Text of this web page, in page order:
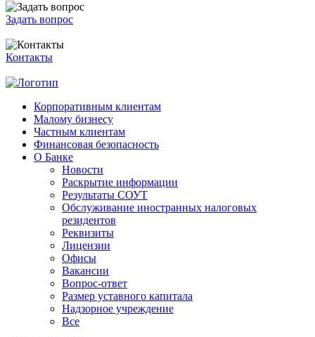
Задать вопрос
Контакты
Корпоративным клиентам
Малому бизнесу
Частным клиентам
Финансовая безопасность
О Банке
Новости
Раскрытие информации
Результаты СОУТ
Обслуживание иностранных налоговых
резидентов
Реквизиты
Лицензии
Офисы
Вакансии
Вопрос-ответ
Размер уставного капитала
Надзорное учреждение
Все